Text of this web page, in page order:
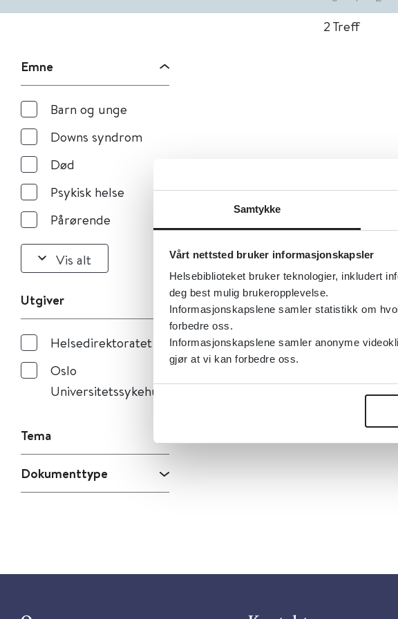
Samtykke
Vårt nettsted bruker informasjonskapsler
Helsebiblioteket bruker teknologier, inkludert
deg best mulig brukeropplevelse.
Informasjonskapslene samler statistikk om
forbedre oss.
Informasjonskapslene samler anonyme
gjør at vi kan forbedre oss.
Emne
Barn og unge
Downs syndrom
Død
Psykisk helse
Pårørende
Vis alt
Utgiver
Helsedirektoratet
Oslo
Universitetssykehus
Tema
Dokumenttype
2 Treff